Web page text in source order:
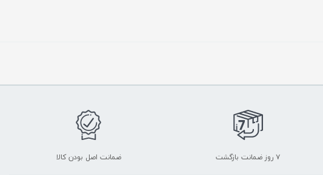
۷ روز ضمانت بازگشت ضمانت اصل بودن کالا